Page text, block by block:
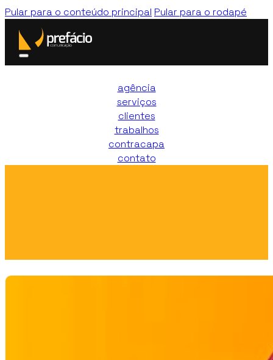
Pular para o conteúdo principal Pular para o rodapé
agência
serviços
clientes
trabalhos
contracapa
contato